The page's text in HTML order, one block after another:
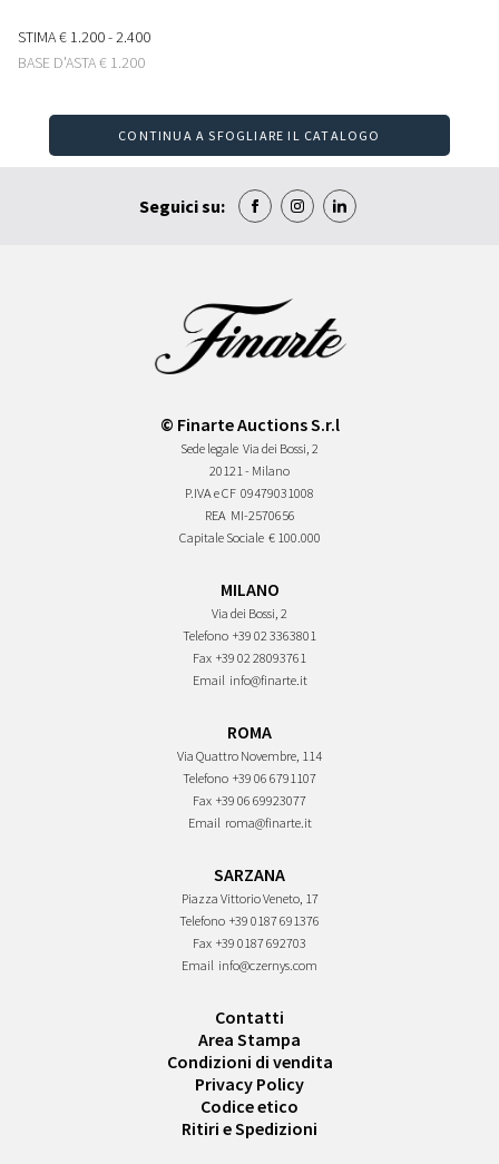
STIMA€ 1.200 - 2.400
BASE D'ASTA€ 1.200
CONTINUA A SFOGLIARE IL CATALOGO
Seguici su:
© Finarte Auctions S.r.l
Sede legale Via dei Bossi, 2
20121 - Milano
P.IVA e CF 09479031008
REA MI-2570656
Capitale Sociale € 100.000
MILANO
Via dei Bossi, 2
Telefono +39 02 3363801
Fax +39 02 28093761
Email info@finarte.it
ROMA
Via Quattro Novembre, 114
Telefono +39 06 6791107
Fax +39 06 69923077
Email roma@finarte.it
SARZANA
Piazza Vittorio Veneto, 17
Telefono +39 0187 691376
Fax +39 0187 692703
Email info@czernys.com
Contatti
Area Stampa
Condizioni di vendita
Privacy Policy
Codice etico
Ritiri e Spedizioni